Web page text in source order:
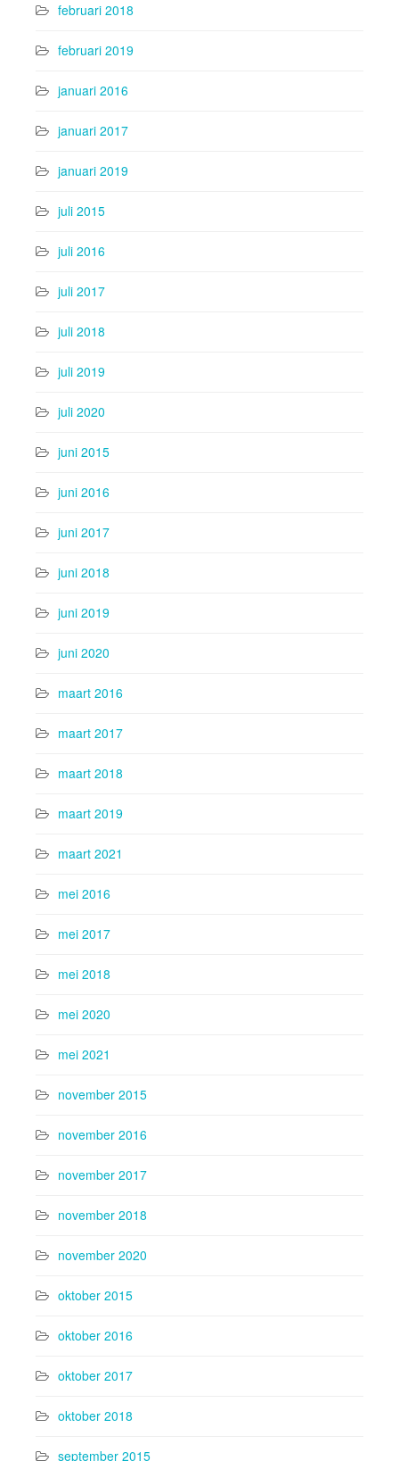
februari 2018
februari 2019
januari 2016
januari 2017
januari 2019
juli 2015
juli 2016
juli 2017
juli 2018
juli 2019
juli 2020
juni 2015
juni 2016
juni 2017
juni 2018
juni 2019
juni 2020
maart 2016
maart 2017
maart 2018
maart 2019
maart 2021
mei 2016
mei 2017
mei 2018
mei 2020
mei 2021
november 2015
november 2016
november 2017
november 2018
november 2020
oktober 2015
oktober 2016
oktober 2017
oktober 2018
september 2015